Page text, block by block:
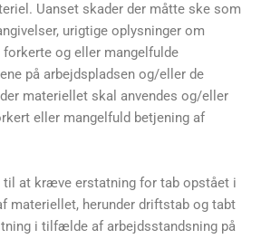
Uanset skader der måtte ske som
urigtige oplysninger om
og eller mangelfulde
på arbejdspladsen og/eller de
materiellet skal anvendes og/eller
eller mangelfuld betjening af
til at kræve erstatning for tab opstået i
materiellet, herunder driftstab og tabt
i tilfælde af arbejdsstandsning på